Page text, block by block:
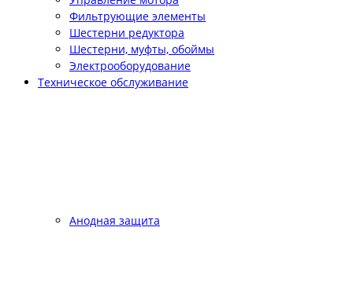
Фильтрующие элементы
Шестерни редуктора
Шестерни, муфты, обоймы
Электрооборудование
Техническое обслуживание
Анодная защита